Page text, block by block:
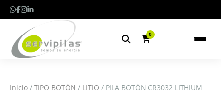
0
Inicio / TIPO BOTÓN / LITIO / PILA BOTÓN CR3032 LITHIUM